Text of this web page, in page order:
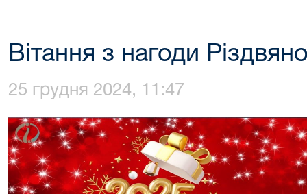
Вітання з нагоди
25 грудня 2024, 11:47